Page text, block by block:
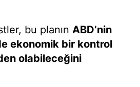
bu planın ABD’nin
ekonomik bir kontrol
olabileceğini